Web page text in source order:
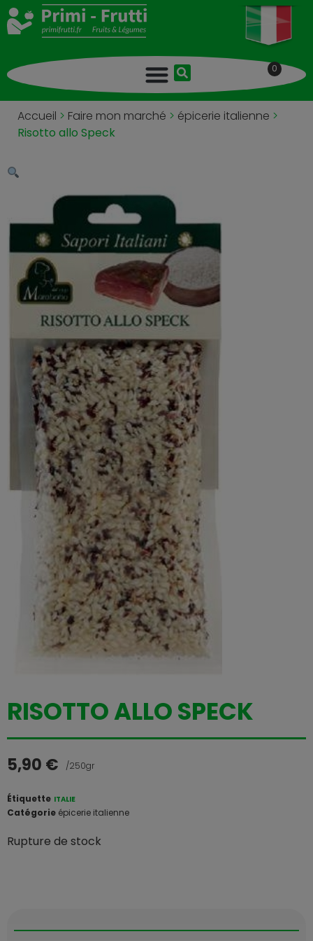
0
Accueil > Faire mon marché > épicerie italienne >
Risotto allo Speck
RISOTTO ALLO SPECK
5,90 € /250gr
Catégorie épicerie italienne
Étiquette ITALIE
Rupture de stock